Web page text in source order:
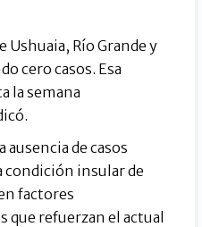
Río Grande y
cero casos. Esa
la semana
ausencia de casos
condición insular de
factores
refuerzan el actual